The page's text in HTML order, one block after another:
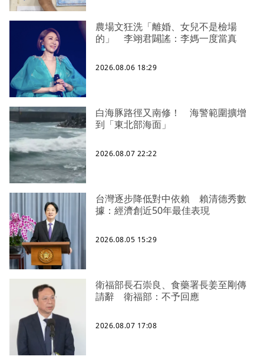
農場文狂洗「離婚、女兒不是檢場
的」 李翊君闢謠：李媽一度當真
2026.08.06 18:29
白海豚路徑又南修！ 海警範圍擴增
到「東北部海面」
2026.08.07 22:22
台灣逐步降低對中依賴 賴清德秀數
據：經濟創近50年最佳表現
2026.08.05 15:29
衛福部長石崇良、食藥署長姜至剛傳
請辭 衛福部：不予回應
2026.08.07 17:08